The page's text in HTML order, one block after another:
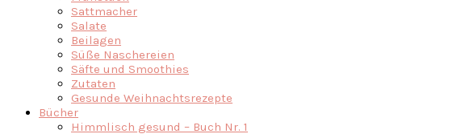
Sattmacher
Salate
Beilagen
Süße Naschereien
Säfte und Smoothies
Zutaten
Gesunde Weihnachtsrezepte
Bücher
Himmlisch gesund – Buch Nr. 1